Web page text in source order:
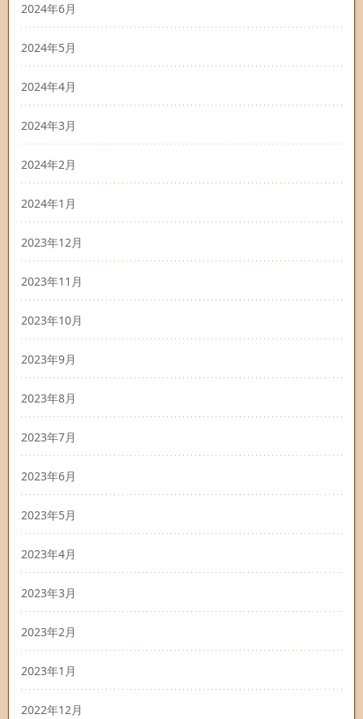
2024年6月
2024年5月
2024年4月
2024年3月
2024年2月
2024年1月
2023年12月
2023年11月
2023年10月
2023年9月
2023年8月
2023年7月
2023年6月
2023年5月
2023年4月
2023年3月
2023年2月
2023年1月
2022年12月